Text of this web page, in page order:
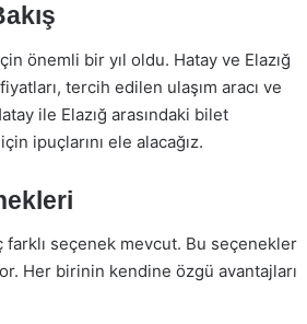
önemli bir yıl oldu. Hatay ve Elazığ
tercih edilen ulaşım aracı ve
ile Elazığ arasındaki bilet
ipuçlarını ele alacağız.
farklı seçenek mevcut. Bu seçenekler
Her birinin kendine özgü avantajları